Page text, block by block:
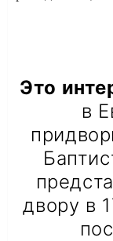
Это
в
двору в